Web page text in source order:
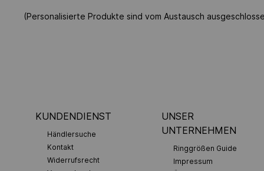
(Personalisierte Produkte sind vom Austausch
KUNDENDIENST
Händlersuche
Kontakt
Widerrufsrecht
UNSER
UNTERNEHMEN
Ringgrößen Guide
Impressum